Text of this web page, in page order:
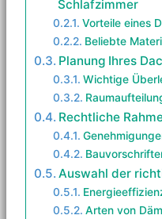
Schlafzimmer
Vorteile eines
Beliebte
Planung Ihres
Wichtige
Rechtliche
Auswahl der
Arten von